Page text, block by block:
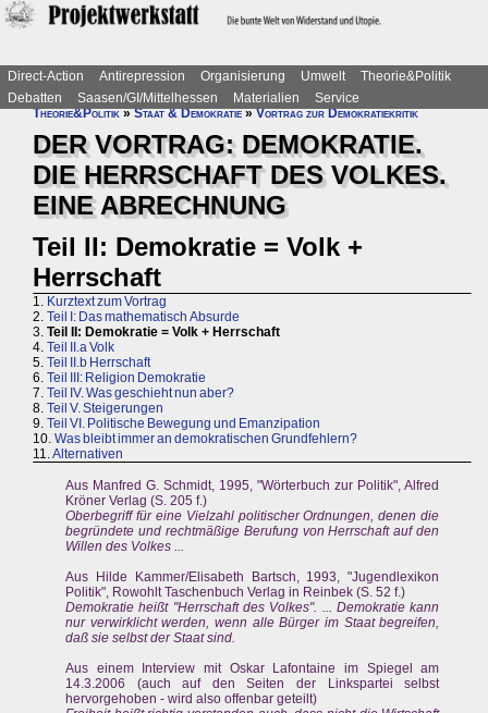
Direct-Action Antirepression Organisierung Umwelt
Theorie&Politik
Debatten
Saasen/GI/Mittelhessen Materialien
Service
Theorie&Politik»Staat & Demokratie»Vortrag zur Demokratiekritik
DER VORTRAG: DEMOKRATIE.
DIE HERRSCHAFT DES VOLKES.
EINE ABRECHNUNG
Teil II: Demokratie = Volk +
Herrschaft
1. Kurztext zum Vortrag
2. Teil I: Das mathematisch Absurde
3. Teil II: Demokratie = Volk + Herrschaft
4. Teil II.a Volk
5. Teil II.b Herrschaft
6. Teil III: Religion Demokratie
7. Teil IV. Was geschieht nun aber?
8. Teil V. Steigerungen
9. Teil VI. Politische Bewegung und Emanzipation
10. Was bleibt immer an demokratischen Grundfehlern?
11.Alternativen
Aus Manfred G. Schmidt, 1995, "Wörterbuch zur Politik", Alfred
Kröner Verlag (S. 205 f.)
Oberbegriff für eine Vielzahl politischer Ordnungen, denen die
begründete und rechtmäßige Berufung von Herrschaft auf den
Willen des Volkes ...
Aus Hilde Kammer/Elisabeth Bartsch, 1993, "Jugendlexikon
Politik", Rowohlt Taschenbuch Verlag in Reinbek (S. 52 f.)
Demokratie heißt "Herrschaft des Volkes". ... Demokratie kann
nur verwirklicht werden, wenn alle Bürger im Staat begreifen,
daß sie selbst der Staat sind.
Aus einem Interview mit Oskar Lafontaine im Spiegel am
14.3.2006 (auch auf den Seiten der Linkspartei selbst
hervorgehoben - wird also offenbar geteilt)